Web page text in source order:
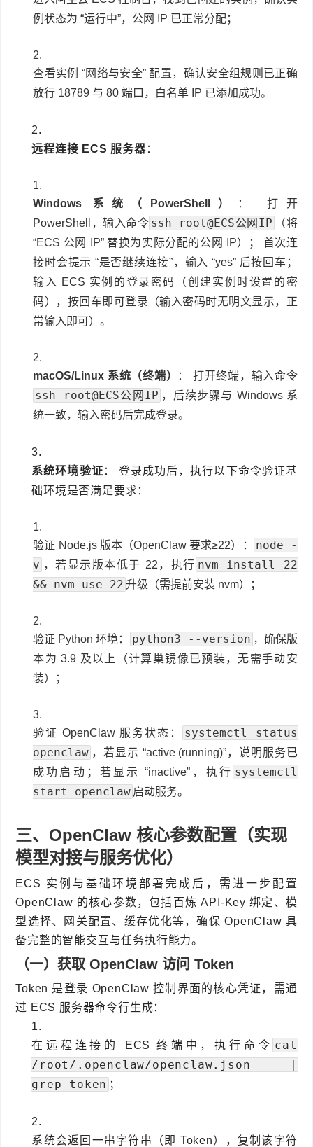
例状态为 “运行中”，公网 IP 已正常分配；
查看实例 “网络与安全” 配置，确认安全组规则已正确
放行 18789 与 80 端口，白名单 IP 已添加成功。
远程连接 ECS 服务器：
Windows 系统（PowerShell）
： 打开
PowerShell，输入命令 ssh root@ECS公网IP
（将
“ECS 公网 IP” 替换为实际分配的公网 IP）； 首次连
接时会提示 “是否继续连接”，输入 “yes” 后按回车；
输入 ECS 实例的登录密码（创建实例时设置的密
码），按回车即可登录（输入密码时无明文显示，正
常输入即可）。
macOS/Linux 系统（终端） ： 打开终端，输入命令
ssh root@ECS公网IP ，后续步骤与 Windows 系
统一致，输入密码后完成登录。
系统环境验证 ： 登录成功后，执行以下命令验证基
础环境是否满足要求：
验证 Node.js 版本（OpenClaw 要求≥22）：
node -
v ，若显示版本低于 22，执行 nvm install 22
&& nvm use 22 升级（需提前安装 nvm）；
验证 Python 环境： python3 --version ，确保版
本为 3.9 及以上（计算巢镜像已预装，无需手动安
装）；
验证 OpenClaw 服务状态：
systemctl status
openclaw ，若显示 “active (running)”，说明服务已
成功启动；若显示 “inactive”，执行 systemctl
start openclaw 启动服务。
三、OpenClaw 核心参数配置（实现
模型对接与服务优化）
ECS 实例与基础环境部署完成后，需进一步配置
OpenClaw 的核心参数，包括百炼 API-Key 绑定、模
型选择、网关配置、缓存优化等，确保 OpenClaw 具
备完整的智能交互与任务执行能力。
（一）获取 OpenClaw 访问 Token
Token 是登录 OpenClaw 控制界面的核心凭证，需通
过 ECS 服务器命令行生成：
在远程连接的 ECS 终端中，执行命令 cat
/root/.openclaw/openclaw.json |
grep token ；
系统会返回一串字符串（即 Token），复制该字符